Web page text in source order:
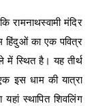
रामनाथस्वामी मंदिर
हिंदुओं का एक पवित्र
में स्थित है। यह तीर्थ
इस धाम की यात्रा
स्थापित शिवलिंग